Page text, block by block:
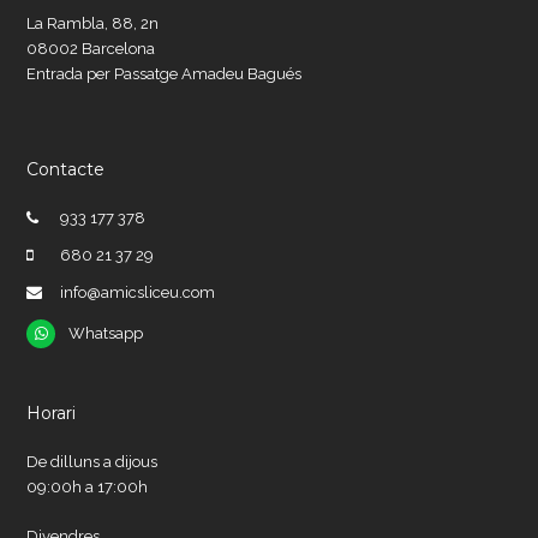
La Rambla, 88, 2n
08002 Barcelona
Entrada per Passatge Amadeu Bagués
Contacte
933 177 378
680 21 37 29
info@amicsliceu.com
Whatsapp
Whatsapp
Horari
De dilluns a dijous
09:00h a 17:00h